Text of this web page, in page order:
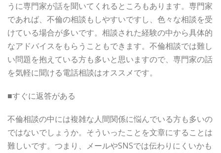
うに専門家が話を聞いてくれるところもあります。専門家
であれば、不倫の相談もしやすいですし、色々な相談を受
けている場合が多いです。相談された経験の中から具体的
なアドバイスをもらうこともできます。不倫相談では難し
い問題を抱えている方も多いと思いますので、専門家の話
を気軽に聞ける電話相談はオススメです。
■すぐに返答がある
不倫相談の中には複雑な人間関係に悩んでいる方も多いの
ではないでしょうか。そういったことを文章にすることは
難しいです。つまり、メールやSNSでは伝わりにくいかも